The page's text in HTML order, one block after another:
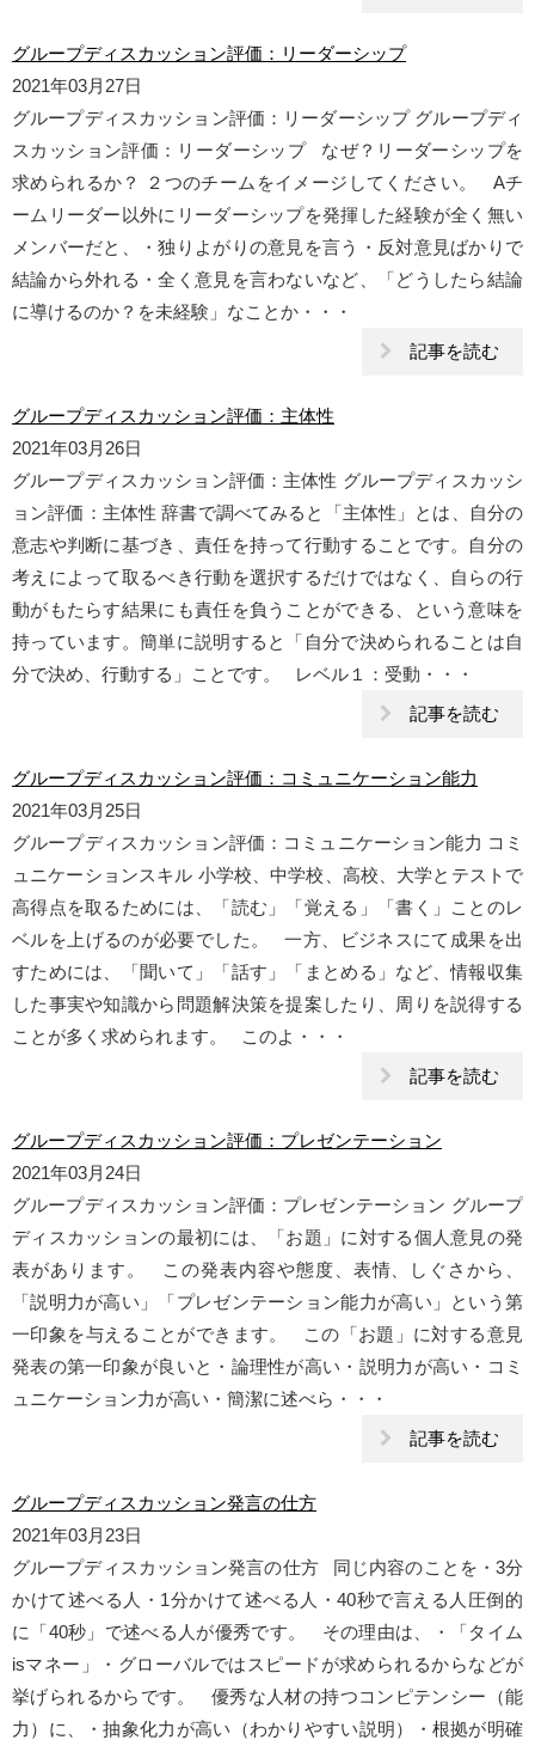
グループディスカッション評価：リーダーシップ
2021年03月27日
グループディスカッション評価：リーダーシップ グループディ
スカッション評価：リーダーシップ なぜ？リーダーシップを
求められるか？ ２つのチームをイメージしてください。 Aチ
ームリーダー以外にリーダーシップを発揮した経験が全く無い
メンバーだと、・独りよがりの意見を言う・反対意見ばかりで
結論から外れる・全く意見を言わないなど、「どうしたら結論
に導けるのか？を未経験」なことか・・・
記事を読む
グループディスカッション評価：主体性
2021年03月26日
グループディスカッション評価：主体性 グループディスカッシ
ョン評価：主体性 辞書で調べてみると「主体性」とは、自分の
意志や判断に基づき、責任を持って行動することです。自分の
考えによって取るべき行動を選択するだけではなく、自らの行
動がもたらす結果にも責任を負うことができる、という意味を
持っています。簡単に説明すると「自分で決められることは自
分で決め、行動する」ことです。 レベル１：受動・・・
記事を読む
グループディスカッション評価：コミュニケーション能力
2021年03月25日
グループディスカッション評価：コミュニケーション能力 コミ
ュニケーションスキル 小学校、中学校、高校、大学とテストで
高得点を取るためには、「読む」「覚える」「書く」ことのレ
ベルを上げるのが必要でした。 一方、ビジネスにて成果を出
すためには、「聞いて」「話す」「まとめる」など、情報収集
した事実や知識から問題解決策を提案したり、周りを説得する
ことが多く求められます。 このよ・・・
記事を読む
グループディスカッション評価：プレゼンテーション
2021年03月24日
グループディスカッション評価：プレゼンテーション グループ
ディスカッションの最初には、「お題」に対する個人意見の発
表があります。 この発表内容や態度、表情、しぐさから、
「説明力が高い」「プレゼンテーション能力が高い」という第
一印象を与えることができます。 この「お題」に対する意見
発表の第一印象が良いと・論理性が高い・説明力が高い・コミ
ュニケーション力が高い・簡潔に述べら・・・
記事を読む
グループディスカッション発言の仕方
2021年03月23日
グループディスカッション発言の仕方 同じ内容のことを・3分
かけて述べる人・1分かけて述べる人・40秒で言える人圧倒的
に「40秒」で述べる人が優秀です。 その理由は、・「タイム
isマネー」・グローバルではスピードが求められるからなどが
挙げられるからです。 優秀な人材の持つコンピテンシー（能
力）に、・抽象化力が高い（わかりやすい説明）・根拠が明確